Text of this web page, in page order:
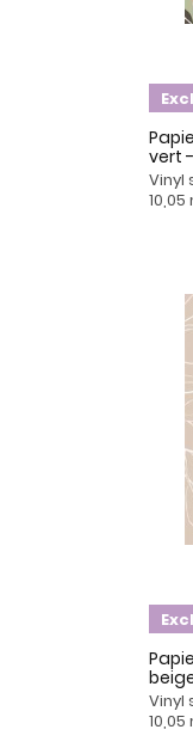
vert
Vinyl
Vinyl